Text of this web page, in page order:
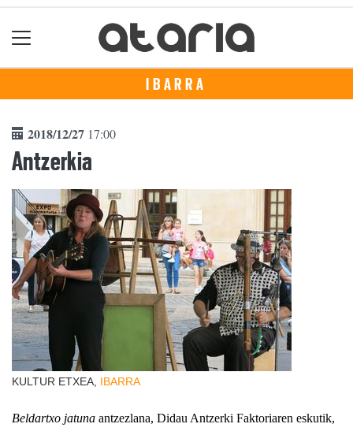
IBARRA
2018/12/27 17:00
Antzerkia
KULTUR ETXEA, IBARRA
Beldartxo jatuna antzezlana, Didau Antzerki Faktoriaren eskutik,